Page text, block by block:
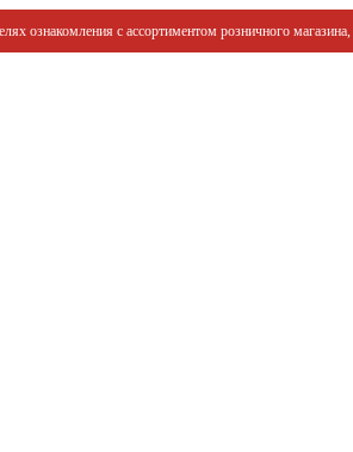
ознакомления с ассортиментом розничного магазина,